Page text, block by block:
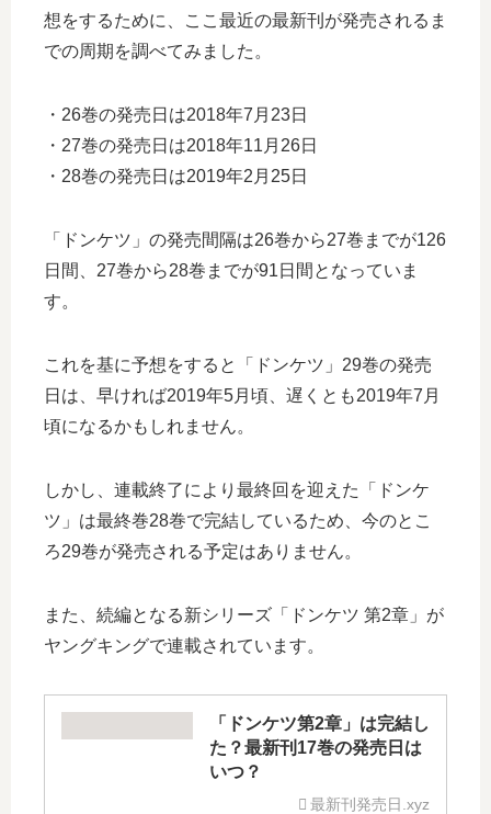
想をするために、ここ最近の最新刊が発売されるま
での周期を調べてみました。
・26巻の発売日は2018年7月23日
・27巻の発売日は2018年11月26日
・28巻の発売日は2019年2月25日
「ドンケツ」の発売間隔は26巻から27巻までが126
日間、27巻から28巻までが91日間となっていま
す。
これを基に予想をすると「ドンケツ」29巻の発売
日は、早ければ2019年5月頃、遅くとも2019年7月
頃になるかもしれません。
しかし、連載終了により最終回を迎えた「ドンケ
ツ」は最終巻28巻で完結しているため、今のとこ
ろ29巻が発売される予定はありません。
また、続編となる新シリーズ「ドンケツ 第2章」が
ヤングキングで連載されています。
「ドンケツ第2章」は完結し
た？最新刊17巻の発売日は
いつ？
最新刊発売日.xyz